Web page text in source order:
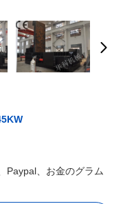
Paypal、お金のグラム